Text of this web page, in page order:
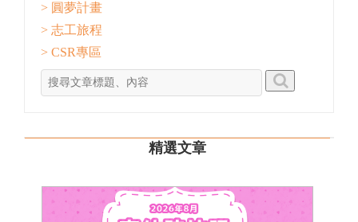
> 圓夢計畫
> 志工旅程
> CSR專區
精選文章